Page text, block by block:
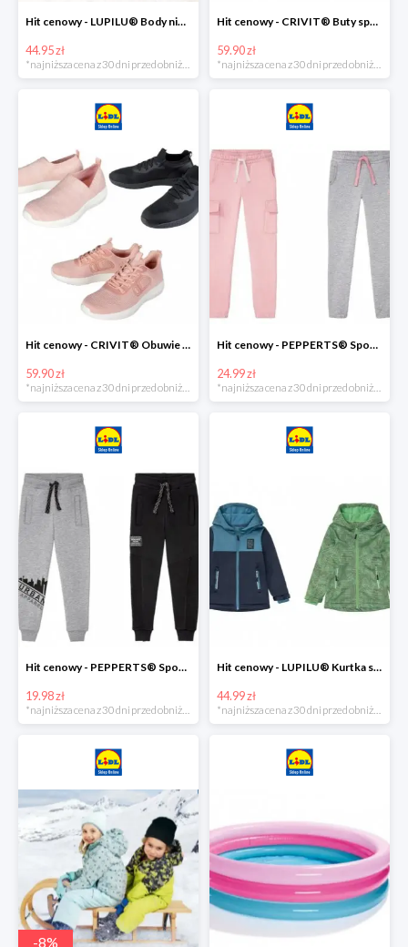
Hit cenowy - LUPILU® Body niemowlęce z biobawełny, z krótkim rękawem, 5 sztuk
44.95 zł
*najniższa cena z 30 dni przed obniżką
Hit cenowy - CRIVIT® Buty sportowe chłopięce WellWalk, 1 para
59.90 zł
*najniższa cena z 30 dni przed obniżką
Hit cenowy - CRIVIT® Obuwie dziewczęce sportowe i na co dzień, 1 para
59.90 zł
Hit cenowy - PEPPERTS® Spodnie dresowe dziewczęce, 1 para
24.99 zł
Hit cenowy - PEPPERTS® Spodnie dresowe chłopięce, 1 para
19.98 zł
Hit cenowy - LUPILU® Kurtka softshell chłopięca, 1 sztuka
44.99 zł
-8%